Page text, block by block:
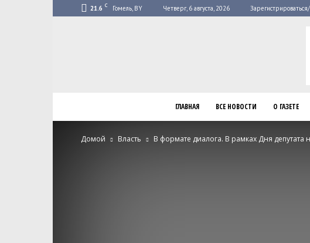
21.6 C Гомель, BY Четверг, 6 августа, 2026
ГЛАВНАЯ ВСЕ НОВОСТИ О ГАЗЕТЕ
Домой Власть В формате диалога. В рамках Дня депутата